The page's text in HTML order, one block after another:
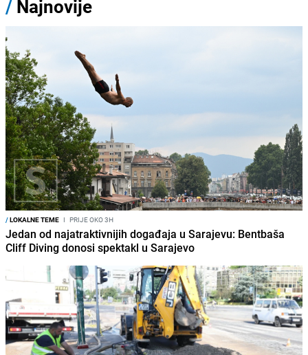
/ Najnovije
/LOKALNE TEME I PRIJE OKO 3H
Jedan od najatraktivnijih događaja u Sarajevu: Bentbaša
Cliff Diving donosi spektakl u Sarajevo